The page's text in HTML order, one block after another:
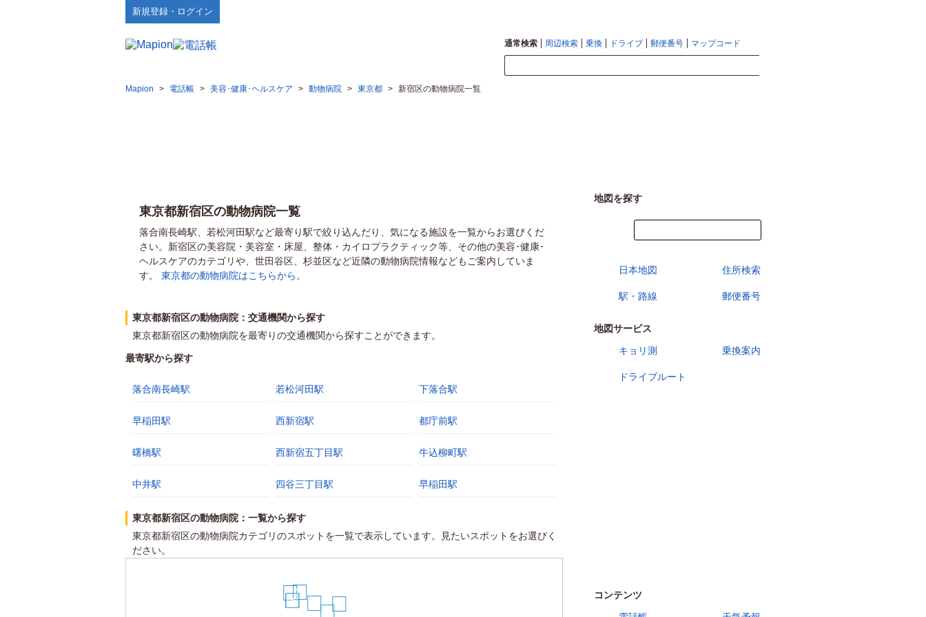
新規登録・ログイン
通常検索 周辺検索 乗換 ドライブ 郵便番号 マップコード
Mapion > 電話帳 > 美容･健康･ヘルスケア > 動物病院 > 東京都 > 新宿区の動物病院一覧
東京都新宿区の動物病院一覧
落合南長崎駅、若松河田駅など最寄り駅で絞り込んだり、気になる施設を一覧からお選びくだ
さい。新宿区の美容院・美容室・床屋、整体・カイロプラクティック等、その他の美容･健康･
ヘルスケアのカテゴリや、世田谷区、杉並区など近隣の動物病院情報などもご案内していま
す。 東京都の動物病院はこちらから。
東京都新宿区の動物病院：交通機関から探す
東京都新宿区の動物病院を最寄りの交通機関から探すことができます。
最寄駅から探す
落合南長崎駅 若松河田駅 下落合駅
早稲田駅 西新宿駅 都庁前駅
曙橋駅 西新宿五丁目駅 牛込柳町駅
中井駅 四谷三丁目駅 早稲田駅
東京都新宿区の動物病院：一覧から探す
東京都新宿区の動物病院カテゴリのスポットを一覧で表示しています。見たいスポットをお選びく
ださい。
22
23
25
26
27
28
地図を探す
日本地図 住所検索
駅・路線 郵便番号
地図サービス
キョリ測
乗換案内
ドライブルート
コンテンツ